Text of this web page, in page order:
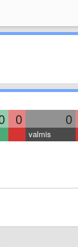
0 0
valmis